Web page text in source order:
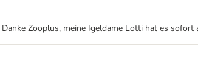
Zooplus, meine Igeldame Lotti hat es